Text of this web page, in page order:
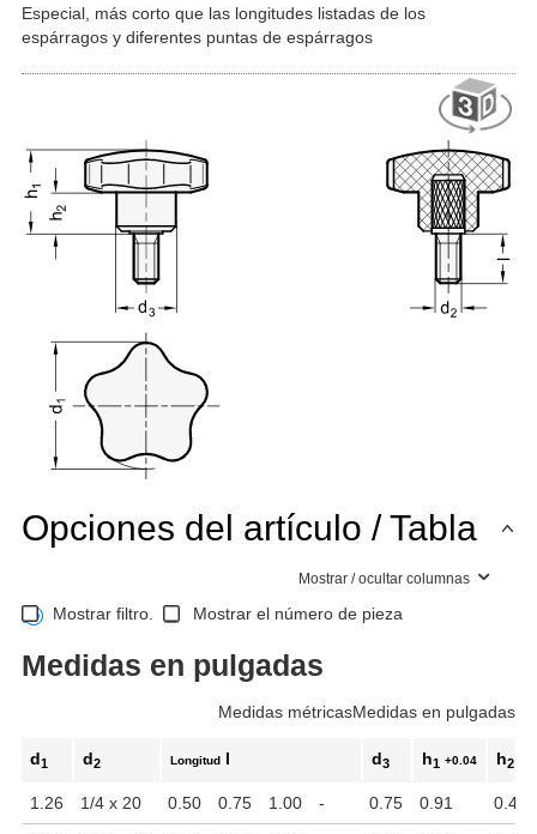
Especial, más corto que las longitudes listadas de los
espárragos y diferentes puntas de espárragos
Opciones del artículo / Tabla
Mostrar / ocultar columnas
Mostrar filtro. Mostrar el número de pieza
Medidas en pulgadas
Medidas métricasMedidas en pulgadas
d1 d2 Longitud l d3 h1 +0.04 h2
1.26 1/4 x 20 0.50 0.75 1.00 - 0.75 0.91 0.43